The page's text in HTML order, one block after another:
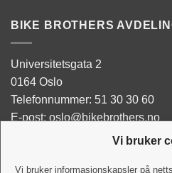
Vi bruker
Vi bruker informasjonskapsler på
BIKE BROTHERS
Universitetsgata 2
0164 Oslo
Telefonnummer: 51 30 30 60
E-post: oslo@bikebrothers.no
Man - Tor: 10:00-18:00